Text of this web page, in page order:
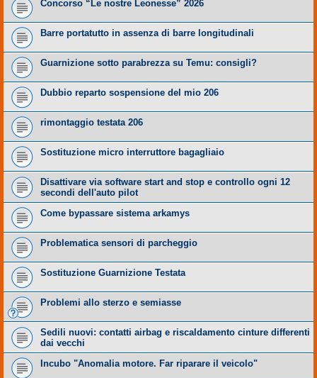
Concorso “Le nostre Leonesse” 2026
Barre portatutto in assenza di barre longitudinali
Guarnizione sotto parabrezza su Temu: consigli?
Dubbio reparto sospensione del mio 206
rimontaggio testata 206
Sostituzione micro interruttore bagagliaio
Disattivare via software start and stop e controllo ogni 12
secondi dell'auto pilot
Come bypassare sistema arkamys
Problematica sensori di parcheggio
Sostituzione Guarnizione Testata
Problemi allo sterzo e semiasse
Sedili nuovi: contatti airbag e riscaldamento cinture differenti
dai vecchi
Incubo "Anomalia motore. Far riparare il veicolo"